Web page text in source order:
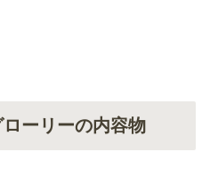
ーリーの内容物